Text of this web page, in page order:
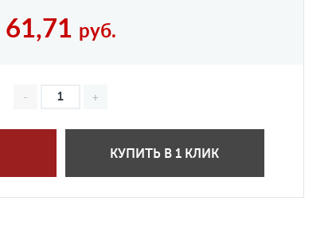
61,71 руб.
КУПИТЬ В 1 КЛИК